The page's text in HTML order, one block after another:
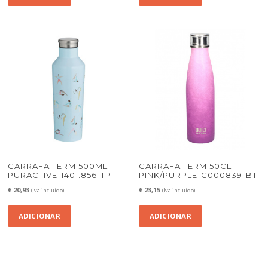
GARRAFA TERM.500ML
PURACTIVE-1401.856-TP
€ 20,93 (Iva incluído)
ADICIONAR
GARRAFA TERM.50CL
PINK/PURPLE-C000839-BT
€ 23,15 (Iva incluído)
ADICIONAR